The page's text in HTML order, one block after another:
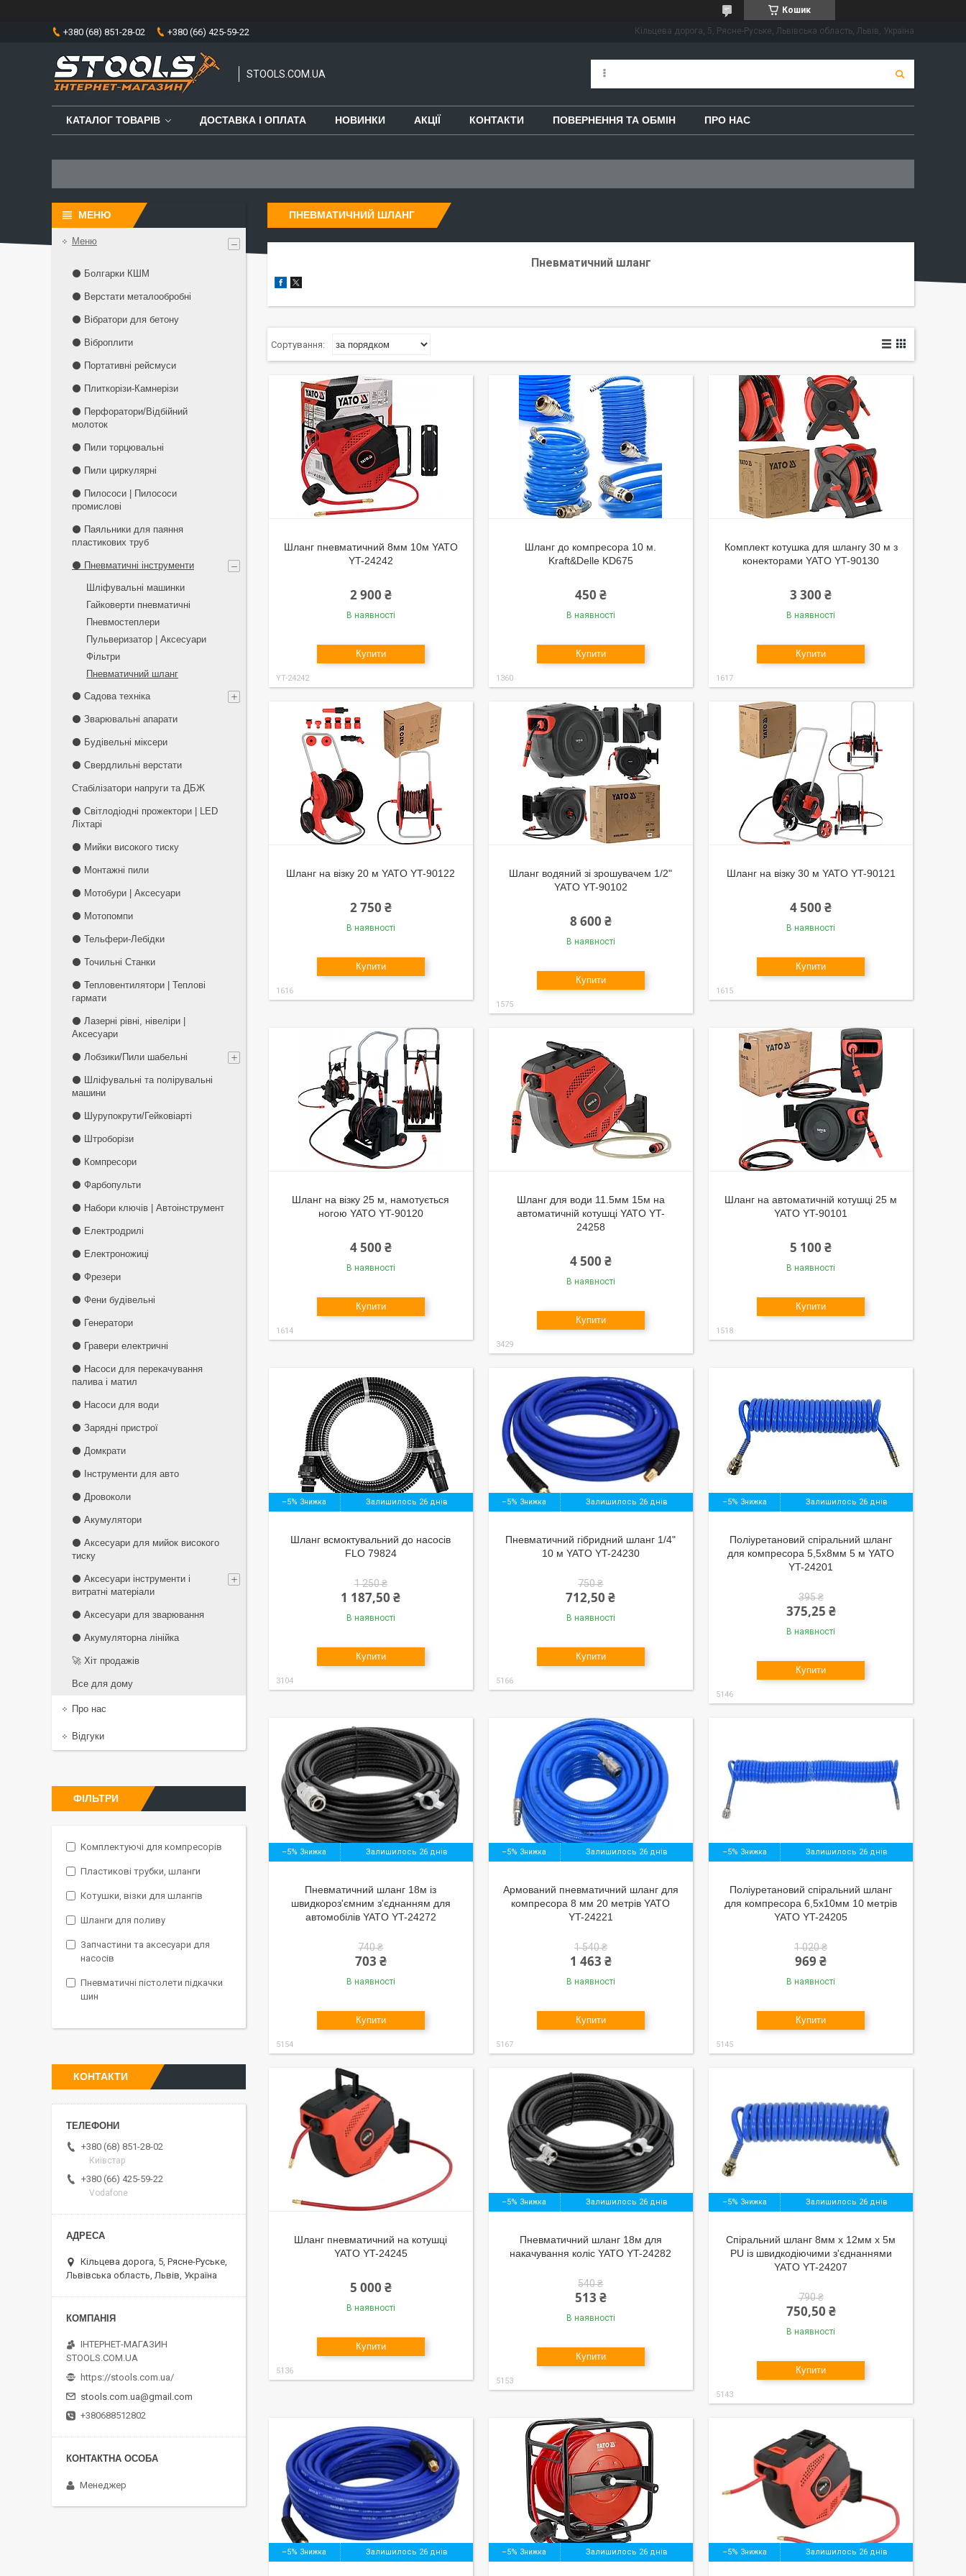
Кошик
+380 (68) 851-28-02 +380 (66) 425-59-22 Кільцева дорога, 5, Рясне-Руське, Львівська область, Львів, Україна
STOOLS.COM.UA
КАТАЛОГ ТОВАРІВ ДОСТАВКА І ОПЛАТА НОВИНКИ АКЦІЇ КОНТАКТИ ПОВЕРНЕННЯ ТА ОБМІН ПРО НАС
ПНЕВМАТИЧНИЙ ШЛАНГ
Пневматичний шланг
Шланг пневматичний 8мм 10м YATO
YT-24242
2 900 ₴
В наявності
Купити
YT-24242
Шланг до компресора 10 м.
Kraft&Delle KD675
450 ₴
В наявності
Купити
1360
Комплект котушка для шлангу 30 м з
конекторами YATO YT-90130
3 300 ₴
В наявності
Купити
1617
Шланг на візку 20 м YATO YT-90122
2 750 ₴
В наявності
Купити
1616
Шланг водяний зі зрошувачем 1/2"
YATO YT-90102
8 600 ₴
В наявності
Купити
1575
Шланг на візку 30 м YATO YT-90121
4 500 ₴
В наявності
Купити
1615
Шланг на візку 25 м, намотується
ногою YATO YT-90120
4 500 ₴
В наявності
Купити
1614
Шланг для води 11.5мм 15м на
автоматичній котушці YATO YT-
24258
4 500 ₴
В наявності
Купити
3429
Шланг на автоматичній котушці 25 м
YATO YT-90101
5 100 ₴
В наявності
Купити
1518
–5% Залишилось 26 днів
Шланг всмоктувальний до насосів
FLO 79824
1 250 ₴
1 187,50 ₴
В наявності
Купити
3104
–5% Залишилось 26 днів
Пневматичний гібридний шланг 1/4"
10 м YATO YT-24230
750 ₴
712,50 ₴
В наявності
Купити
5166
–5% Залишилось 26 днів
Поліуретановий спіральний шланг
для компресора 5,5х8мм 5 м YATO
YT-24201
395 ₴
375,25 ₴
В наявності
Купити
5146
–5% Залишилось 26 днів
Пневматичний шланг 18м із
швидкороз'ємним з'єднанням для
автомобілів YATO YT-24272
740 ₴
703 ₴
В наявності
Купити
5154
–5% Залишилось 26 днів
Армований пневматичний шланг для
компресора 8 мм 20 метрів YATO
YT-24221
1 540 ₴
1 463 ₴
В наявності
Купити
5167
–5% Залишилось 26 днів
Поліуретановий спіральний шланг
для компресора 6,5х10мм 10 метрів
YATO YT-24205
1 020 ₴
969 ₴
В наявності
Купити
5145
Шланг пневматичний на котушці
YATO YT-24245
5 000 ₴
В наявності
Купити
5136
–5% Залишилось 26 днів
Пневматичний шланг 18м для
накачування коліс YATO YT-24282
540 ₴
513 ₴
В наявності
Купити
5153
–5% Залишилось 26 днів
Спіральний шланг 8мм x 12мм x 5м
PU із швидкодіючими з'єднаннями
YATO YT-24207
790 ₴
750,50 ₴
В наявності
Купити
5143
–5% Залишилось 26 днів –5% Залишилось 26 днів –5% Залишилось 26 днів
Меню
⚫ Болгарки КШМ
⚫ Верстати металообробні
⚫ Вібратори для бетону
⚫ Віброплити
⚫ Портативні рейсмуси
⚫ Плиткорізи-Камнерізи
⚫ Перфоратори/Відбійний
молоток
⚫ Пили торцювальні
⚫ Пили циркулярні
⚫ Пилососи | Пилососи
промислові
⚫ Паяльники для паяння
пластикових труб
⚫ Пневматичні інструменти
Шліфувальні машинки
Гайковерти пневматичні
Пневмостеплери
Пульверизатор | Аксесуари
Фільтри
Пневматичний шланг
⚫ Садова техніка
⚫ Зварювальні апарати
⚫ Будівельні міксери
⚫ Свердлильні верстати
Стабілізатори напруги та ДБЖ
⚫ Світлодіодні прожектори | LED
Ліхтарі
⚫ Мийки високого тиску
⚫ Монтажні пили
⚫ Мотобури | Аксесуари
⚫ Мотопомпи
⚫ Тельфери-Лебідки
⚫ Точильні Станки
⚫ Тепловентилятори | Теплові
гармати
⚫ Лазерні рівні, нівеліри |
Аксесуари
⚫ Лобзики/Пили шабельні
⚫ Шліфувальні та полірувальні
машини
⚫ Шурупокрути/Гейковіарті
⚫ Штроборізи
⚫ Компресори
⚫ Фарбопульти
⚫ Набори ключів | Автоінструмент
⚫ Електродрилі
⚫ Електроножиці
⚫ Фрезери
⚫ Фени будівельні
⚫ Генератори
⚫ Гравери електричні
⚫ Насоси для перекачування
палива і матил
⚫ Насоси для води
⚫ Зарядні пристрої
⚫ Домкрати
⚫ Інструменти для авто
⚫ Дровоколи
⚫ Акумулятори
⚫ Аксесуари для мийок високого
тиску
⚫ Аксесуари інструменти і
витратні матеріали
⚫ Аксесуари для зварювання
⚫ Акумуляторна лінійка
🚀 Хіт продажів
Все для дому
Про нас
Відгуки
ФІЛЬТРИ
Комплектуючі для компресорів
Пластикові трубки, шланги
Котушки, візки для шлангів
Шланги для поливу
Запчастини та аксесуари для
насосів
Пневматичні пістолети підкачки
шин
КОНТАКТИ
+380 (68) 851-28-02
Київстар
+380 (66) 425-59-22
Vodafone
Кільцева дорога, 5, Рясне-Руське,
Львівська область, Львів, Україна
ІНТЕРНЕТ-МАГАЗИН
STOOLS.COM.UA
https://stools.com.ua/
stools.com.ua@gmail.com
+380688512802
Менеджер